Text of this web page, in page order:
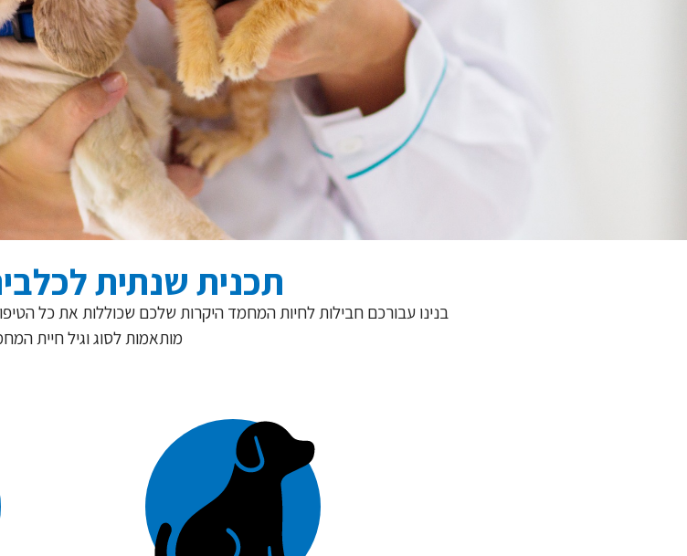
תכנית שנתית
בנינו עבורכם חבילות לחיות המחמד היקרות שלכם שכוללות את כל
מותאמות לסוג וגיל חיית